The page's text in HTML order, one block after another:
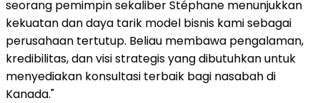
seorang pemimpin sekaliber Stéphane menunjukkan
kekuatan dan daya tarik model bisnis kami sebagai
perusahaan tertutup. Beliau membawa pengalaman,
kredibilitas, dan visi strategis yang dibutuhkan untuk
menyediakan konsultasi terbaik bagi nasabah di
Kanada."